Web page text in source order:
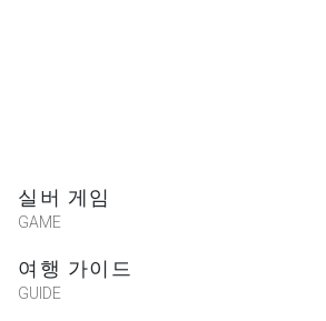
실버 게임
GAME
여행 가이드
GUIDE